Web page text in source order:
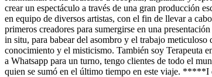
crear un espectáculo a través de una gran producción
en equipo de diversos artistas, con el fin de llevar a
primeros creadores para sumergirse en una
in situ, para babear del asombro y el trabajo
conocimiento y el misticismo. También soy Terapeuta
a Whatsapp para un turno, tengo clientes de todo el
quien se sumó en el último tiempo en este viaje.